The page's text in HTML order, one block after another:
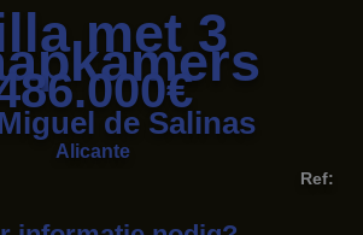
met 3
de Salinas
Alicante
Ref: